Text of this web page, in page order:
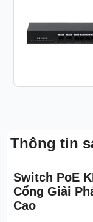
Thông tin
Switch PoE
Cổng Giải
Cao